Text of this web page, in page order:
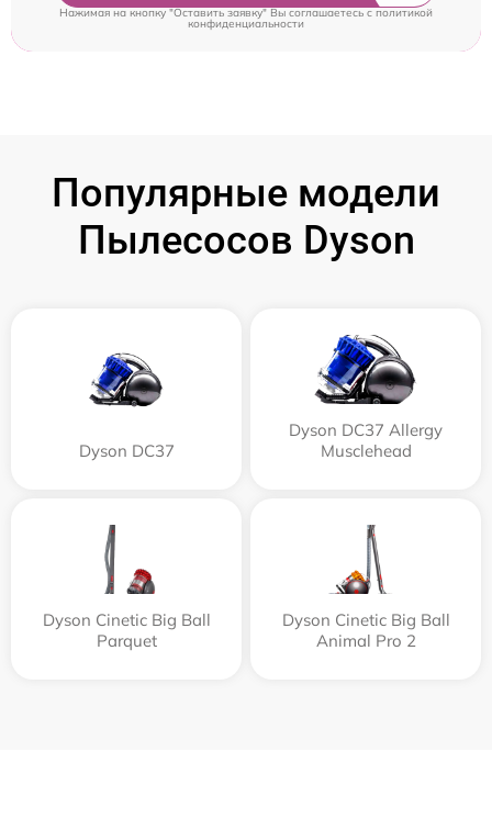
Нажимая на кнопку "Оставить заявку" Вы соглашаетесь cполитикой
конфиденциальности
Популярные модели
Пылесосов Dyson
Dyson DC37
Dyson DC37 Allergy
Musclehead
Dyson Cinetic Big Ball
Parquet
Dyson Cinetic Big Ball
Animal Pro 2